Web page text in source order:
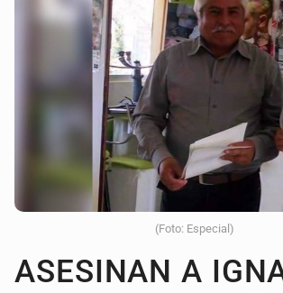
(Foto: Especial)
ASESINAN A